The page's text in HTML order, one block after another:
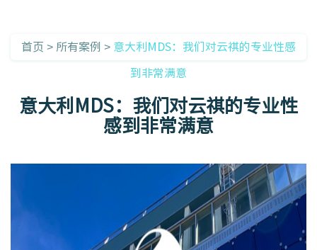
首页 > 所有案例 > 意大利MDS：我们对云祺的专业性感
到非常满意
意大利MDS：我们对云祺的专业性
感到非常满意